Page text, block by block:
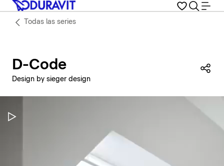
Todas las series
D-Code
Design by sieger design
Pausar vídeo